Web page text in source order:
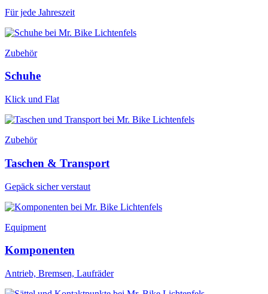
Für jede Jahreszeit
Zubehör
Schuhe
Klick und Flat
Zubehör
Taschen & Transport
Gepäck sicher verstaut
Equipment
Komponenten
Antrieb, Bremsen, Laufräder